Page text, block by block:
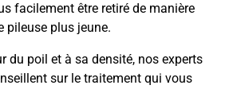
facilement être retiré de manière
pileuse plus jeune.
du poil et à sa densité, nos experts
sur le traitement qui vous